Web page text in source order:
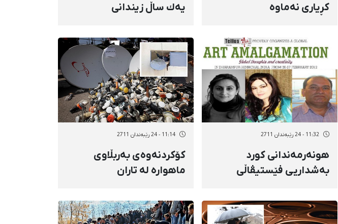
كڕیاری نەماوە
یەك ساڵ زیندانی
11:32 - 24 رێبەندان 2711
هونەرمەندانی كورد
بەشداریی فێستیڤاڵی
دەكەن
11:14 - 24 رێبەندان 2711
كۆكردنەوەی بەربڵاوی
ماهوارە لە تاران